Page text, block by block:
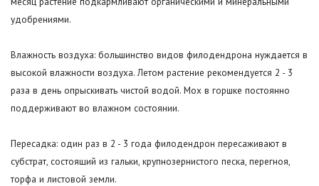
удобрениями.
Влажность воздуха: большинство видов филодендрона нуждается в
высокой влажности воздуха. Летом растение рекомендуется 2 - 3
раза в день опрыскивать чистой водой. Мох в горшке постоянно
поддерживают во влажном состоянии.
Пересадка: один раз в 2 - 3 года филодендрон пересаживают в
субстрат, состоящий из гальки, крупнозернистого песка, перегноя,
торфа и листовой земли.